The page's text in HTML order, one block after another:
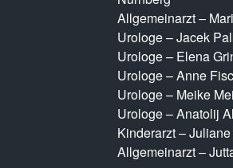
Allgemeinarzt –
Urologe – Jacek
Urologe – Elena
Urologe – Anne
Urologe – Meike
Urologe – Anatolij
Kinderarzt –
Allgemeinarzt –